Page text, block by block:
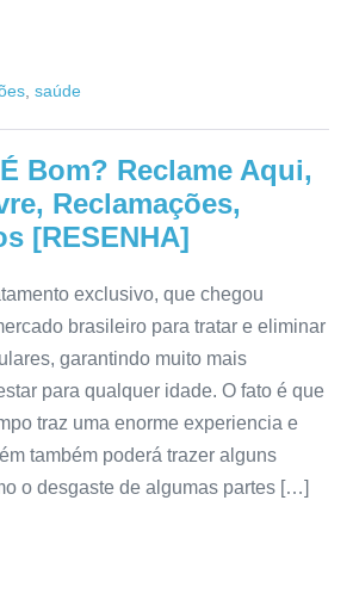
saúde
Bom? Reclame Aqui,
Reclamações,
[RESENHA]
exclusivo, que chegou
brasileiro para tratar e eliminar
garantindo muito mais
para qualquer idade. O fato é que
traz uma enorme experiencia e
também poderá trazer alguns
o desgaste de algumas partes […]